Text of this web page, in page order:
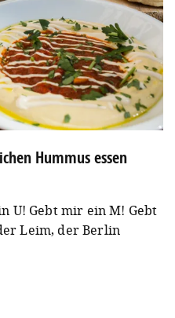
Hummus essen
U! Gebt mir ein M! Gebt
Leim, der Berlin